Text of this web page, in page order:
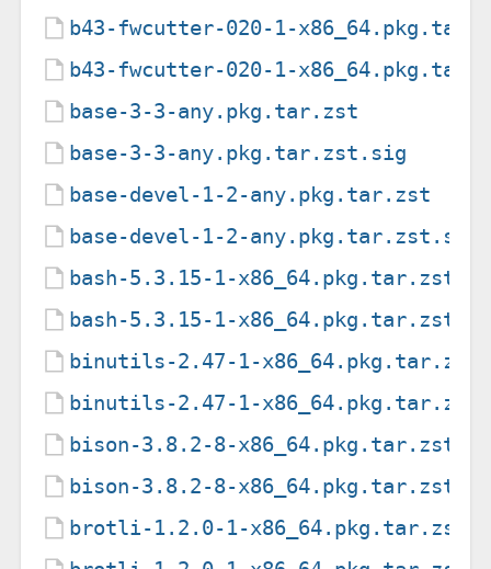
b43-fwcutter-020-1-
b43-fwcutter-020-1-
base-3-3-any.pkg.tar.zst
base-3-3-any.pkg.tar.zst.sig
base-devel-1-2-any.pkg.tar.zst
base-devel-1-2-any.pkg.tar.zst.sig
bash-5.3.15-1-x86_64.pkg.tar.zst
bash-5.3.15-1-
binutils-2.47-1-x86_64.pkg.tar.zst
binutils-2.47-1-
bison-3.8.2-8-x86_64.pkg.tar.zst
bison-3.8.2-8-
brotli-1.2.0-1-x86_64.pkg.tar.zst